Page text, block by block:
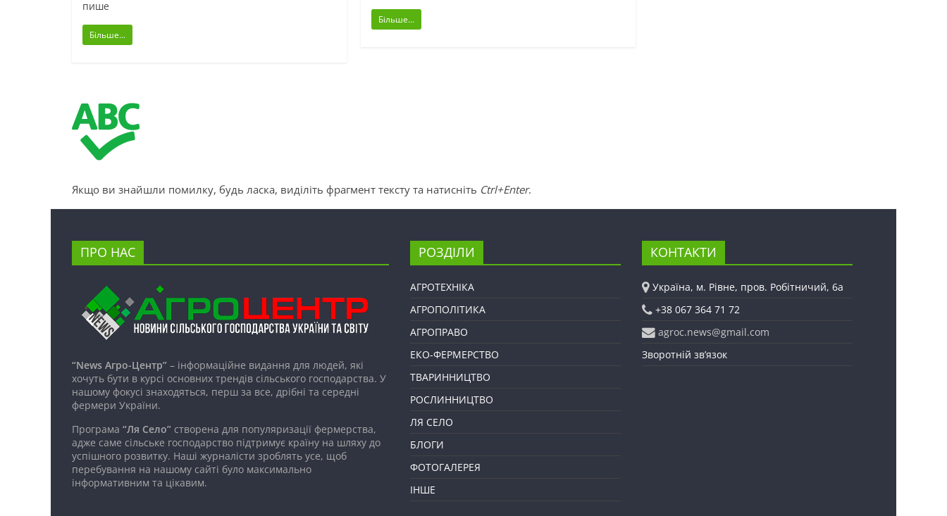
пише
Більше...
Більше...
Якщо ви знайшли помилку, будь ласка, виділіть фрагмент тексту та натисніть Ctrl+Enter.
ПРО НАС
“News Агро-Центр” – інформаційне видання для людей, які
хочуть бути в курсі основних трендів сільського господарства. У
нашому фокусі знаходяться, перш за все, дрібні та середні
фермери України.
Програма “Ля Село” створена для популяризації фермерства,
адже саме сільське господарство підтримує країну на шляху до
успішного розвитку. Наші журналісти зроблять усе, щоб
перебування на нашому сайті було максимально
інформативним та цікавим.
РОЗДІЛИ
АГРОТЕХНІКА
АГРОПОЛІТИКА
АГРОПРАВО
ЕКО-ФЕРМЕРСТВО
ТВАРИННИЦТВО
РОСЛИННИЦТВО
ЛЯ СЕЛО
БЛОГИ
ФОТОГАЛЕРЕЯ
ІНШЕ
КОНТАКТИ
Україна, м. Рівне, пров. Робітничий, 6а
+38 067 364 71 72
agroc.news@gmail.com
Зворотній зв’язок